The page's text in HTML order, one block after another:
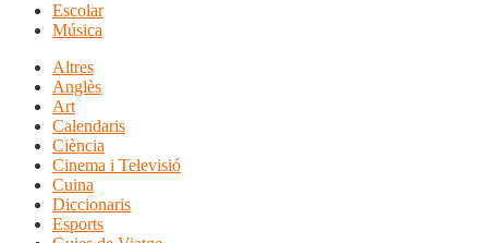
Escolar
Música
Altres
Anglès
Art
Calendaris
Ciència
Cinema i Televisió
Cuina
Diccionaris
Esports